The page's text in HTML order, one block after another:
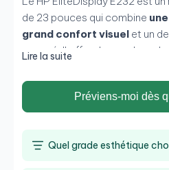
de 23 pouces qui combine
grand confort visuel et un
avancé. Il offre des couleurs
travailler pendant des heures.
télétravail et les utilisateurs
des couleurs et de
Lire la suite
Préviens-moi dès
Quel grade esthétique